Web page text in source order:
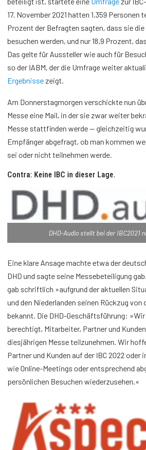
17. November 2021 hatten 1.359 Personen
Prozent der Befragten sagten, dass sie
besuchen werden, und nur 18,9 Prozent,
Das gelte für Aussteller wie auch für
so der IABM, der die Umfrage weiter
Ergebnisse zeigt.
Am Donnerstagmorgen verschickte nun
Messe eine Mail, in der sie zwar weiter
Messe stattfinden werde — gleichzeitig
Empfänger abgefragt, ob man kommen
sei oder nicht teilnehmen werde.
Contra: Keine IBC in dieser Lage.
DHD-Audio stellt bei der IBC2021
Eine klare Ansage machte etwa der
DHD und sagte seine Messebeteiligung
gab schriftlich »aufgrund der aktuellen
und den Niederlanden seinen Rückzug von
bekannt. Die DHD-Geschäftsführung:
berechtigt, Mitarbeiter, Partner und
diesjährigen Messe teilzunehmen. Wir
Partner und Kunden auf der IBC 2022 oder
wie Online-Meetings oder entsprechend
persönlichen Besuchen wiederzusehen.«